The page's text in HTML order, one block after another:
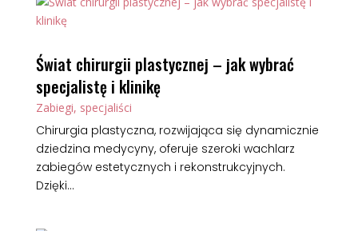
Świat chirurgii plastycznej – jak wybrać
specjalistę i klinikę
Zabiegi, specjaliści
Chirurgia plastyczna, rozwijająca się dynamicznie
dziedzina medycyny, oferuje szeroki wachlarz
zabiegów estetycznych i rekonstrukcyjnych.
Dzięki...